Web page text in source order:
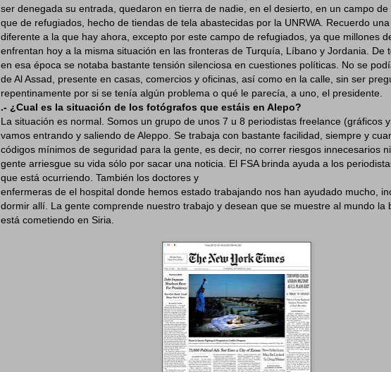
ser denegada su entrada, quedaron en tierra de nadie, en el desierto, en un campo
que de refugiados, hecho de tiendas de tela abastecidas por la UNRWA. Recuerdo
diferente a la que hay ahora, excepto por este campo de refugiados, ya que millones
enfrentan hoy a la misma situación en las fronteras de Turquía, Líbano y Jordania. De
en esa época se notaba bastante tensión silenciosa en cuestiones políticas. No se
de Al Assad, presente en casas, comercios y oficinas, así como en la calle, sin ser
repentinamente por si se tenía algún problema o qué le parecía, a uno, el presidente.
.- ¿Cual es la situación de los fotógrafos que estáis en Alepo?
La situación es normal. Somos un grupo de unos 7 u 8 periodistas freelance (gráficos
vamos entrando y saliendo de Aleppo. Se trabaja con bastante facilidad, siempre y
códigos mínimos de seguridad para la gente, es decir, no correr riesgos innecesarios
gente arriesgue su vida sólo por sacar una noticia. El FSA brinda ayuda a los
que está ocurriendo. También los doctores y
enfermeras de el hospital donde hemos estado trabajando nos han ayudado mucho,
dormir allí. La gente comprende nuestro trabajo y desean que se muestre al mundo la
está cometiendo en Siria.